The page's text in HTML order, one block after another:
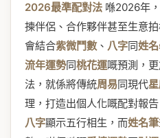
2026最準配對法 喺2026年
揀伴侶、合作夥伴甚至生意
會結合紫微鬥數、 八字同姓
流年運勢同桃花運嘅預測，
法，就係將傳統周易同現代
理，打造出個人化嘅配對報
八字顯示五行相生，而姓名